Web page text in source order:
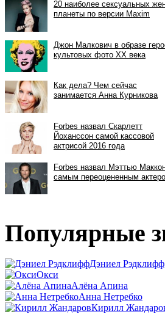
Популярные
Дэниел Рэдклифф
Окси
Алёна Апина
Анна Нетребко
Кирилл